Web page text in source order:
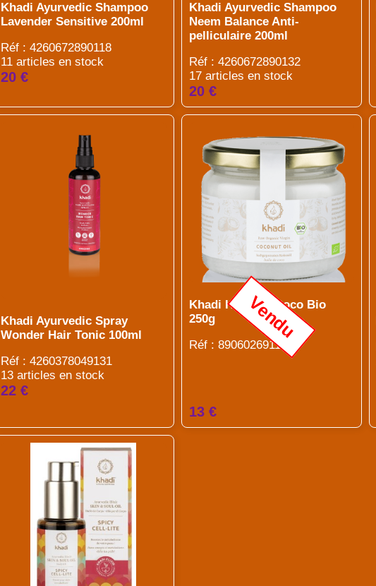
Khadi Ayurvedic Shampoo
Lavender Sensitive 200ml
Réf : 4260672890118
11 articles en stock
20 €
Khadi Ayurvedic Shampoo
Neem Balance Anti-
pelliculaire 200ml
Réf : 4260672890132
17 articles en stock
20 €
Khadi Ayurvedic Spray
Wonder Hair Tonic 100ml
Réf : 4260378049131
13 articles en stock
22 €
Khadi Huile de Coco Bio
250g
Réf : 8906026911110
Vendu
13 €